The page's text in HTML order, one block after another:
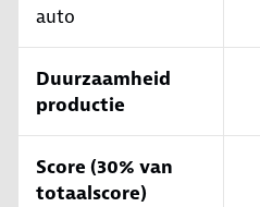
auto
Duurzaamheid
productie
Score (30% van
totaalscore)